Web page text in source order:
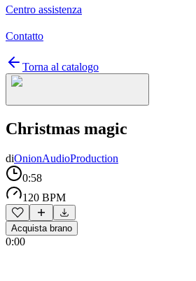
Centro assistenza
Contatto
Torna al catalogo
Christmas magic
diOnionAudioProduction
0:58
120 BPM
Acquista brano
0:00